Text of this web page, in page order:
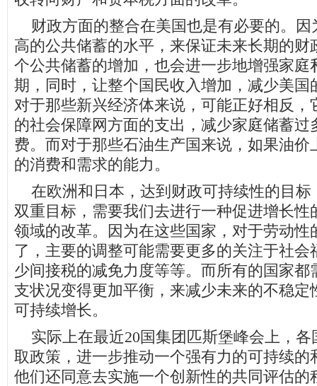
财政方面的整合在美国也是有必要的。因
高的公共储蓄的水平，来保证未来长期的财
个公共储蓄的增加，也会进一步地增强家庭
期，同时，让整个国民收入增加，减少美国
对于那些新兴经济体来说，可能正好相反，
的社会保障网方面的支出，减少家庭储蓄过
费。而对于那些石油生产国来说，如果油价
的消费和需求的能力。
在欧洲和日本，达到财政可持续性的目标
双重目标，需要我们去进行一种促进增长性
领域的改革。因为在这些国家，对于劳动性
了，主要的调整可能需要更多的关注于社会
少间接税的减免力度等等。而所有的国家都
支状况变得更加平衡，来减少未来的不稳定
可持续增长。
实际上在最近20国集团匹斯堡峰会上，各
取政策，进一步推动一个强有力的可持续的
他们还同意去实施一个创新性的共同评估的